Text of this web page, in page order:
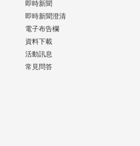
即時新聞
即時新聞澄清
電子布告欄
資料下載
活動訊息
常見問答